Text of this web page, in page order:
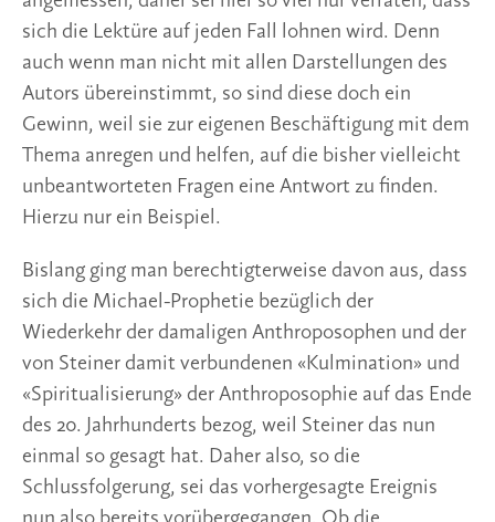
sich die Lektüre auf jeden Fall lohnen wird. Denn
auch wenn man nicht mit allen Darstellungen des
Autors übereinstimmt, so sind diese doch ein
Gewinn, weil sie zur eigenen Beschäftigung mit dem
Thema anregen und helfen, auf die bisher vielleicht
unbeantworteten Fragen eine Antwort zu finden.
Hierzu nur ein Beispiel.
Bislang ging man berechtigterweise davon aus, dass
sich die Michael-Prophetie bezüglich der
Wiederkehr der damaligen Anthroposophen und der
von Steiner damit verbundenen «Kulmination» und
«Spiritualisierung» der Anthroposophie auf das Ende
des 20. Jahrhunderts bezog, weil Steiner das nun
einmal so gesagt hat. Daher also, so die
Schlussfolgerung, sei das vorhergesagte Ereignis